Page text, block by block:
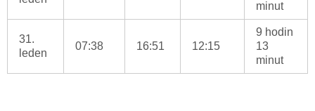
minut
31.
leden
07:38 16:51 12:15
9 hodin
13
minut